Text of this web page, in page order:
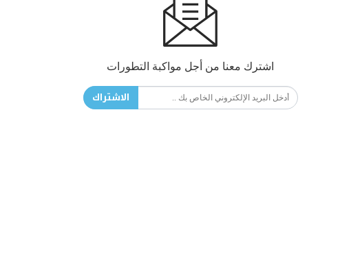
اشترك معنا من أجل مواكبة التطورات
الاشتراك